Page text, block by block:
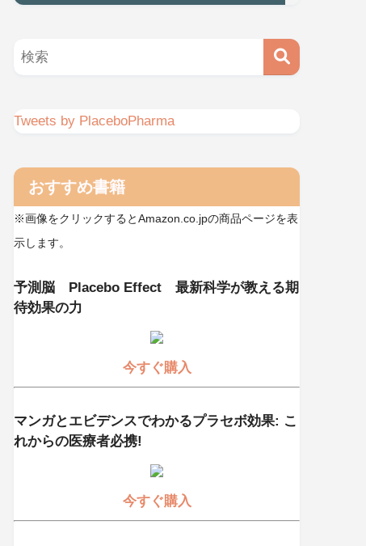
Tweets by PlaceboPharma
おすすめ書籍
※画像をクリックするとAmazon.co.jpの商品ページを表
示します。
予測脳 Placebo Effect 最新科学が教える期
待効果の力
今すぐ購入
マンガとエビデンスでわかるプラセボ効果: こ
れからの医療者必携!
今すぐ購入